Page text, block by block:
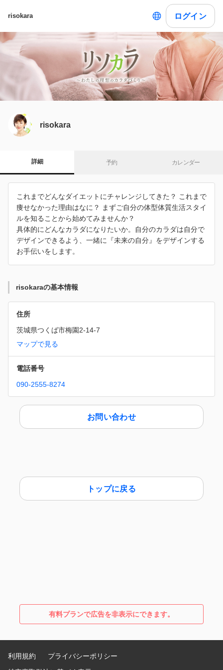
risokara ログイン
risokara
詳細 予約 カレンダー
これまでどんなダイエットにチャレンジしてきた？ これまで
痩せなかった理由はなに？ まずご自分の体型体質生活スタイ
ルを知ることから始めてみませんか？
具体的にどんなカラダになりたいか。自分のカラダは自分で
デザインできるよう、一緒に『未来の自分』をデザインする
お手伝いをします。
risokaraの基本情報
住所
茨城県つくば市梅園2-14-7
マップで見る
電話番号
090-2555-8274
お問い合わせ
トップに戻る
有料プランで広告を非表示にできます。
利用規約
プライバシーポリシー